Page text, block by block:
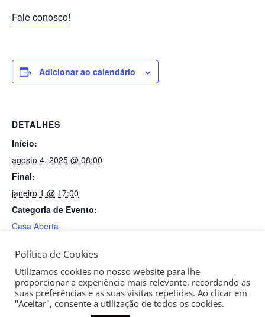
Fale conosco!
Adicionar ao calendário
DETALHES
Início:
agosto 4, 2025 @ 08:00
Final:
janeiro 1 @ 17:00
Categoria de Evento:
Casa Aberta
Lecture Musicale
Política de Cookies
Utilizamos cookies no nosso website para lhe
proporcionar a experiência mais relevante, recordando as
suas preferências e as suas visitas repetidas. Ao clicar em
"Aceitar", consente a utilização de todos os cookies.